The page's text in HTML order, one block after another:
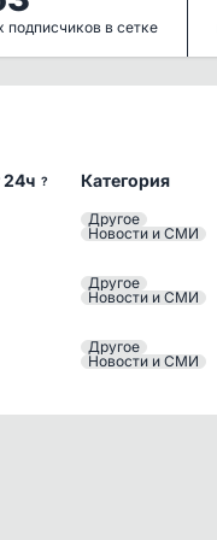
подписчиков в сетке
24ч ? Категория
Другое
Новости и СМИ
Другое
Новости и СМИ
Другое
Новости и СМИ